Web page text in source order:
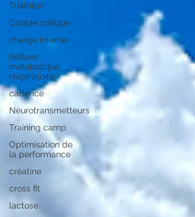
Triathlon
Couple critique
charge interne
Réflexe
métabolique
respiratoire
cadence
Neurotransmetteurs
Training camp
Optimisation de
la performance
créatine
cross fit
lactose